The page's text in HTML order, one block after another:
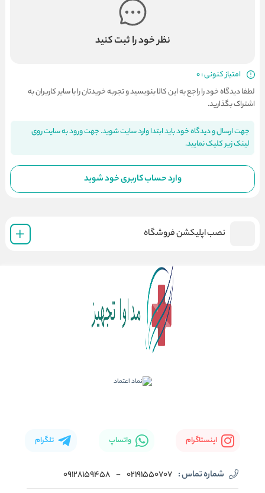
نظر خود را ثبت کنید
امتیاز کنونی : 0
لطفا دیدگاه خود را راجع به این کالا بنویسید و تجربه خریدتان را با سایر کاربران به
اشتراک بگذارید.
جهت ارسال و دیدگاه خود باید ابتدا وارد سایت شوید. جهت ورود به سایت روی
لینک زیر کلیک نمایید.
وارد حساب کاربری خود شوید
نصب اپلیکشن فروشگاه
اینستاگرام واتساپ تلگرام
شماره تماس : 02191550707
-
09128159458